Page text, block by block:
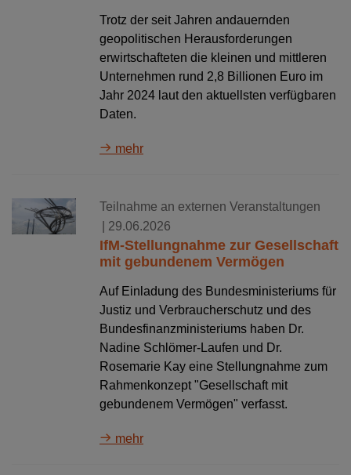
Trotz der seit Jahren andauernden
geopolitischen Herausforderungen
erwirtschafteten die kleinen und mittleren
Unternehmen rund 2,8 Billionen Euro im
Jahr 2024 laut den aktuellsten verfügbaren
Daten.
mehr
Teilnahme an externen Veranstaltungen
| 29.06.2026
IfM-Stellungnahme zur Gesellschaft
mit gebundenem Vermögen
Auf Einladung des Bundesministeriums für
Justiz und Verbraucherschutz und des
Bundesfinanzministeriums haben Dr.
Nadine Schlömer-Laufen und Dr.
Rosemarie Kay eine Stellungnahme zum
Rahmenkonzept "Gesellschaft mit
gebundenem Vermögen" verfasst.
mehr